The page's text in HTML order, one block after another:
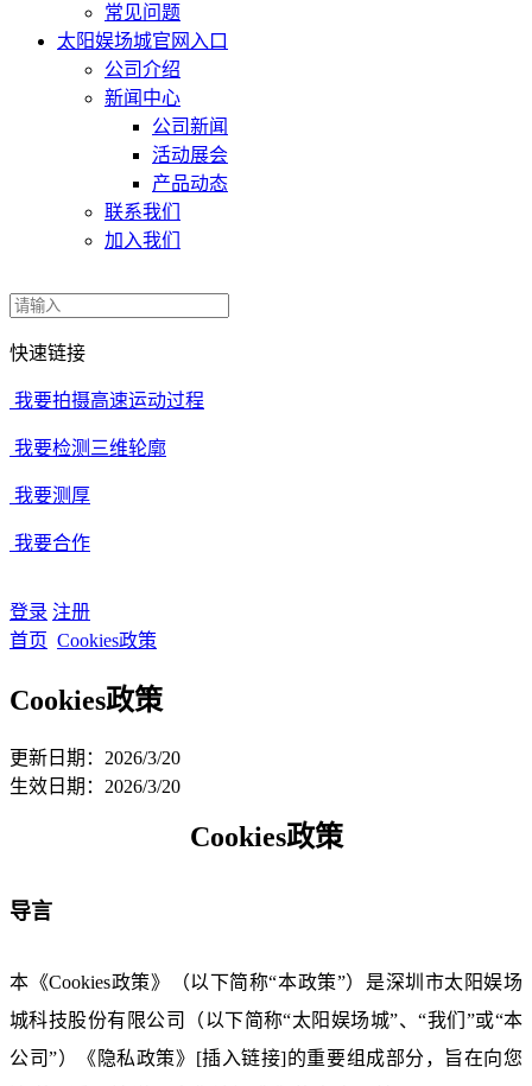
常见问题
太阳娱场城官网入口
公司介绍
新闻中心
公司新闻
活动展会
产品动态
联系我们
加入我们
快速链接
我要拍摄高速运动过程
我要检测三维轮廓
我要测厚
我要合作
登录 注册
首页 Cookies政策
Cookies政策
更新日期：2026/3/20
生效日期：2026/3/20
Cookies政策
导言
本《Cookies政策》（以下简称“本政策”）是深圳市太阳娱场
城科技股份有限公司（以下简称“太阳娱场城”、“我们”或“本
公司”）《隐私政策》[插入链接]的重要组成部分，旨在向您